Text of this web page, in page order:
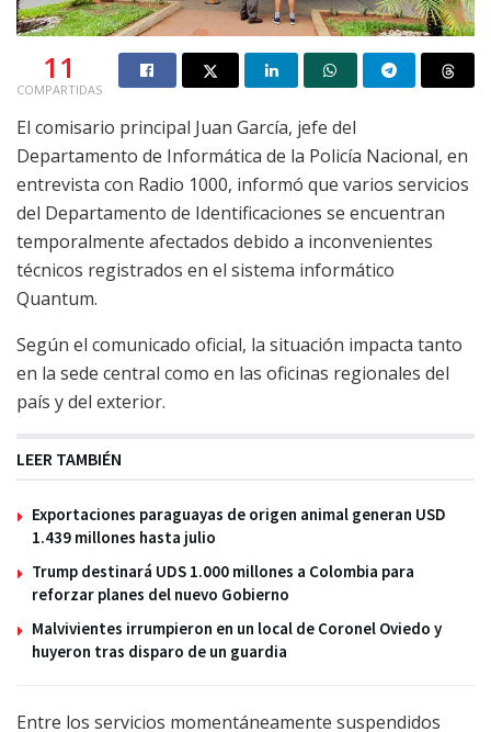
11
COMPARTIDAS
El comisario principal Juan García, jefe del
Departamento de Informática de la Policía Nacional, en
entrevista con Radio 1000, informó que varios servicios
del Departamento de Identificaciones se encuentran
temporalmente afectados debido a inconvenientes
técnicos registrados en el sistema informático
Quantum.
Según el comunicado oficial, la situación impacta tanto
en la sede central como en las oficinas regionales del
país y del exterior.
LEER TAMBIÉN
Exportaciones paraguayas de origen animal generan USD
1.439 millones hasta julio
Trump destinará UDS 1.000 millones a Colombia para
reforzar planes del nuevo Gobierno
Malvivientes irrumpieron en un local de Coronel Oviedo y
huyeron tras disparo de un guardia
Entre los servicios momentáneamente suspendidos